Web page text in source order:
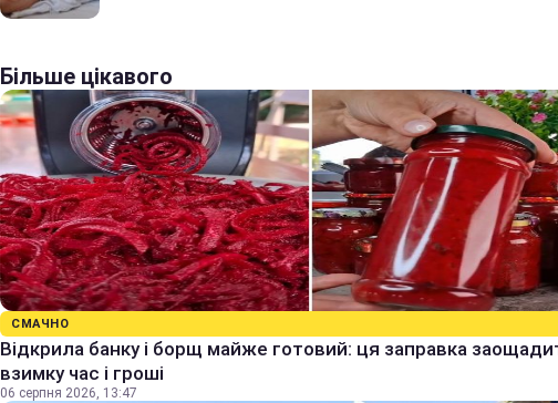
Більше цікавого
СМАЧНО
Відкрила банку і борщ майже готовий: ця заправка
взимку час і гроші
06 серпня 2026, 13:47